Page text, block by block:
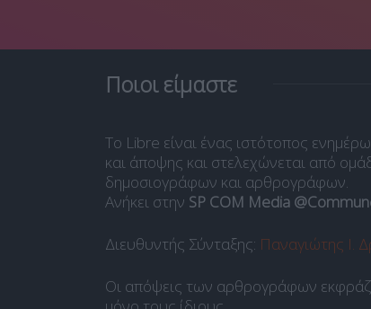
Ποιοι είμαστε
Το Libre είναι ένας ιστότοπος
και άποψης και στελεχώνεται από
δημοσιογράφων και αρθρογράφων.
Ανήκει στην SP COM Media
Διευθυντής Σύνταξης: Παναγιώτης Ι.
Οι απόψεις των αρθρογράφων